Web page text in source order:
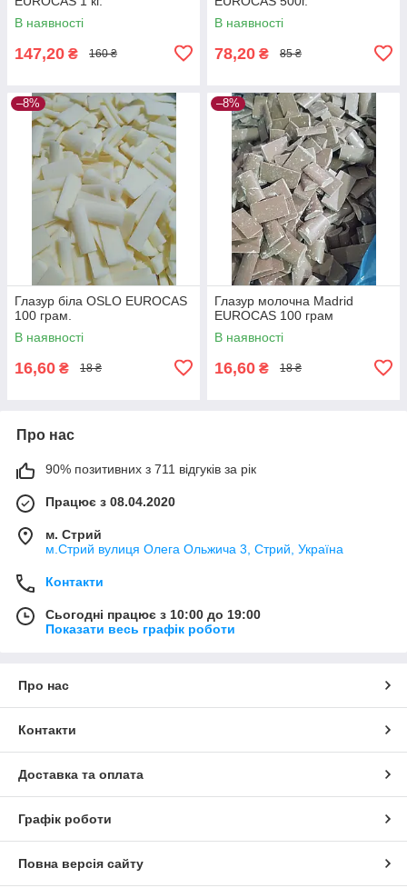
В наявності
147,20 ₴ 160 ₴
В наявності
78,20 ₴ 85 ₴
–8%
Глазур біла OSLO EUROCAS
100 грам.
В наявності
16,60 ₴ 18 ₴
–8%
Глазур молочна Madrid
EUROCAS 100 грам
В наявності
16,60 ₴ 18 ₴
Про нас
90% позитивних з 711 відгуків за рік
Працює з 08.04.2020
м. Стрий
м.Стрий вулиця Олега Ольжича 3, Стрий, Україна
Контакти
Сьогодні працює з 10:00 до 19:00
Показати весь графік роботи
Про нас
Контакти
Доставка та оплата
Графік роботи
Повна версія сайту